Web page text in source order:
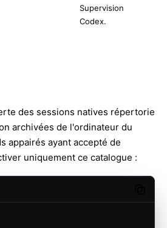
Supervision
Codex.
des sessions natives répertorie
archivées de l'ordinateur du
appairés ayant accepté de
uniquement ce catalogue :